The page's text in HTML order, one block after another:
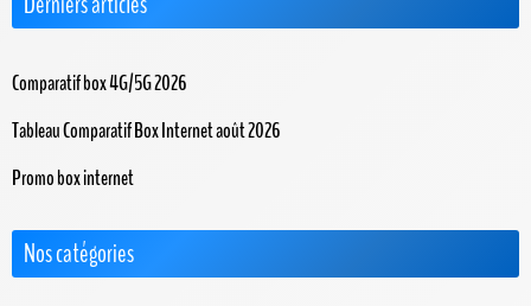
Comparatif box 4G/5G 2026
Tableau Comparatif Box Internet août 2026
Promo box internet
Nos catégories